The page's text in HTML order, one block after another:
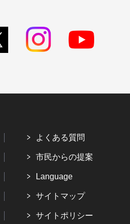
よくある質問
市民からの提案
Language
サイトマップ
サイトポリシー